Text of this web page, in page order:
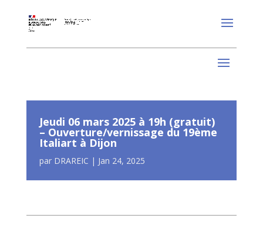
Jeudi 06 mars 2025 à 19h (gratuit)
– Ouverture/vernissage du 19ème
Italiart à Dijon
par DRAREIC | Jan 24, 2025